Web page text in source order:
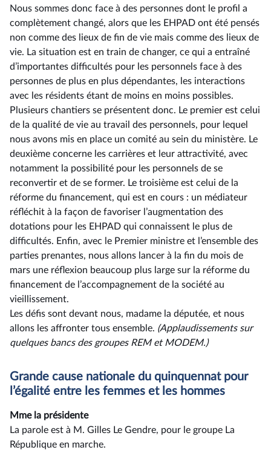
Nous sommes donc face à des personnes dont le profil a
complètement changé, alors que les EHPAD ont été pensés
non comme des lieux de fin de vie mais comme des lieux de
vie. La situation est en train de changer, ce qui a entraîné
d’importantes difficultés pour les personnels face à des
personnes de plus en plus dépendantes, les interactions
avec les résidents étant de moins en moins possibles.
Plusieurs chantiers se présentent donc. Le premier est celui
de la qualité de vie au travail des personnels, pour lequel
nous avons mis en place un comité au sein du ministère. Le
deuxième concerne les carrières et leur attractivité, avec
notamment la possibilité pour les personnels de se
reconvertir et de se former. Le troisième est celui de la
réforme du financement, qui est en cours : un médiateur
réfléchit à la façon de favoriser l’augmentation des
dotations pour les EHPAD qui connaissent le plus de
difficultés. Enfin, avec le Premier ministre et l’ensemble des
parties prenantes, nous allons lancer à la fin du mois de
mars une réflexion beaucoup plus large sur la réforme du
financement de l’accompagnement de la société au
vieillissement.
Les défis sont devant nous, madame la députée, et nous
allons les affronter tous ensemble. (Applaudissements sur
quelques bancs desgroupesREMet MODEM.)
Grande cause nationale du quinquennat pour
l’égalité entre les femmes et les hommes
Mme la présidente
La parole est à M. Gilles Le Gendre, pour le groupe La
République en marche.